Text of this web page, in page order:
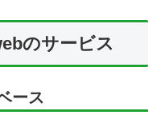
のサービス
ース